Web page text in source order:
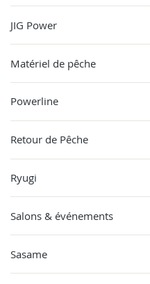
JIG Power
Matériel de pêche
Powerline
Retour de Pêche
Ryugi
Salons & événements
Sasame